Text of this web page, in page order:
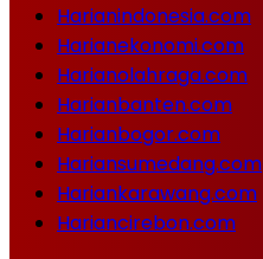
Harianindonesia.com
Harianekonomi.com
Harianolahraga.com
Harianbanten.com
Harianbogor.com
Hariansumedang.com
Hariankarawang.com
Hariancirebon.com